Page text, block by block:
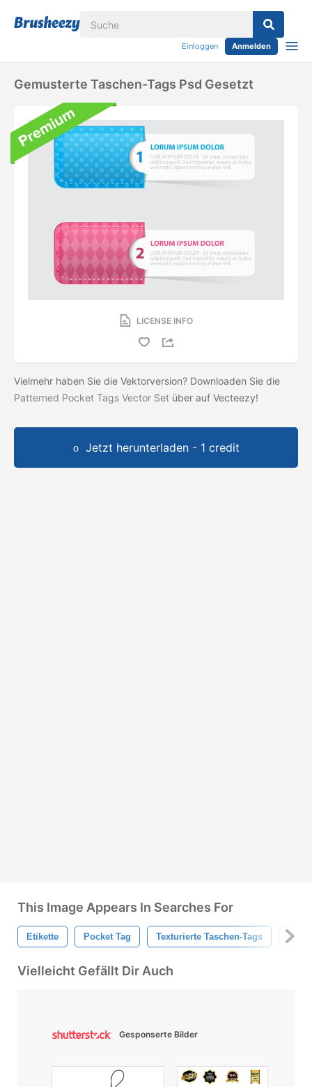
Einloggen Anmelden
Gemusterte Taschen-Tags Psd Gesetzt
LICENSE INFO
Vielmehr haben Sie die Vektorversion? Downloaden Sie die
Patterned Pocket Tags Vector Set über auf Vecteezy!
Jetzt herunterladen - 1 credit
This Image Appears In Searches For
Etikette Pocket Tag Texturierte Taschen-Tags
Vielleicht Gefällt Dir Auch
Gesponserte Bilder